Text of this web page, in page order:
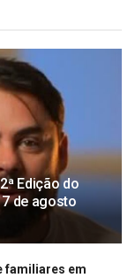
Edição do
de agosto
familiares em